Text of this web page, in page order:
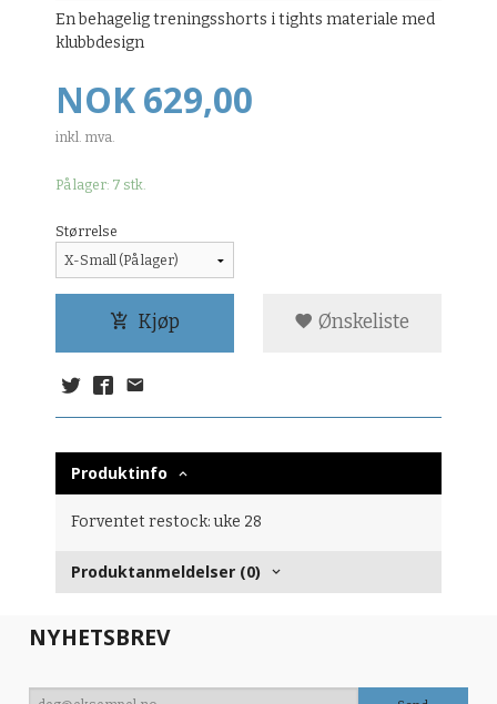
En behagelig treningsshorts i tights materiale med
klubbdesign
Pris
NOK629,00
inkl. mva.
På lager: 7 stk.
Størrelse
Kjøp Ønskeliste
Produktinfo
Forventet restock: uke 28
Produktanmeldelser (0)
NYHETSBREV